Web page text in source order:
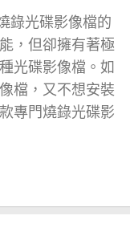
錄光碟影像檔的
，但卻擁有著極
光碟影像檔。如
檔，又不想安裝
專門燒錄光碟影